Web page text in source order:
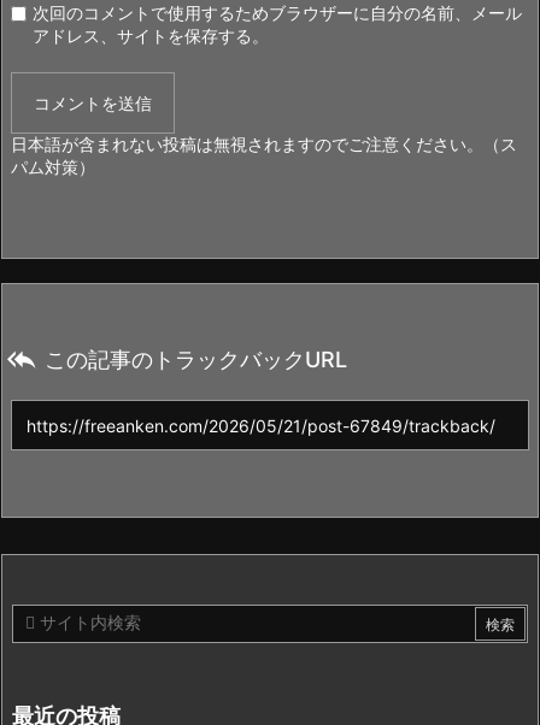
次回のコメントで使用するためブラウザーに自分の名前、メール
アドレス、サイトを保存する。
日本語が含まれない投稿は無視されますのでご注意ください。（ス
パム対策）
 この記事のトラックバックURL
最近の投稿